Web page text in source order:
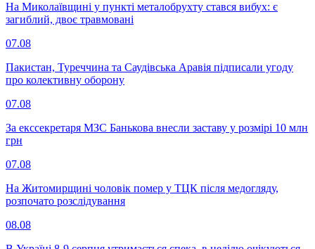
На Миколаївщині у пункті металобрухту стався вибух: є
загиблий, двоє травмовані
07.08
Пакистан, Туреччина та Саудівська Аравія підписали угоду
про колективну оборону
07.08
За екссекретаря МЗС Банькова внесли заставу у розмірі 10 млн
грн
07.08
На Житомирщині чоловік помер у ТЦК після медогляду,
розпочато розслідування
08.08